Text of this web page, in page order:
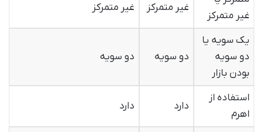
غیر متمرکز
غیر متمرکز غیر متمرکز
یک سویه یا
دو سویه
بودن بازار
دو سویه دو سویه
استفاده از
اهرم
دارد دارد